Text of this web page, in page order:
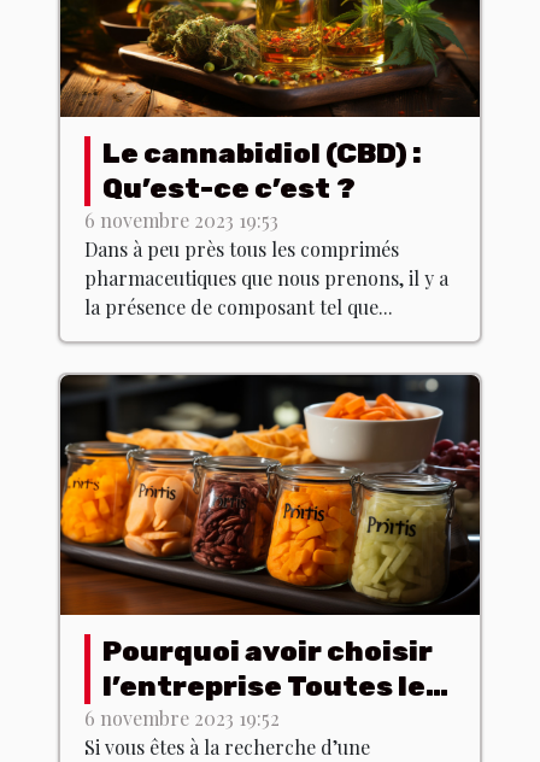
Le cannabidiol (CBD) :
Qu’est-ce c’est ?
6 novembre 2023 19:53
Dans à peu près tous les comprimés
pharmaceutiques que nous prenons, il y a
la présence de composant tel que...
Pourquoi avoir choisir
l’entreprise Toutes les
poitrines ?
6 novembre 2023 19:52
Si vous êtes à la recherche d’une